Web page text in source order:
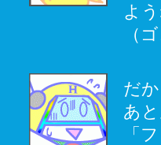
よ
（
だ
あ
「